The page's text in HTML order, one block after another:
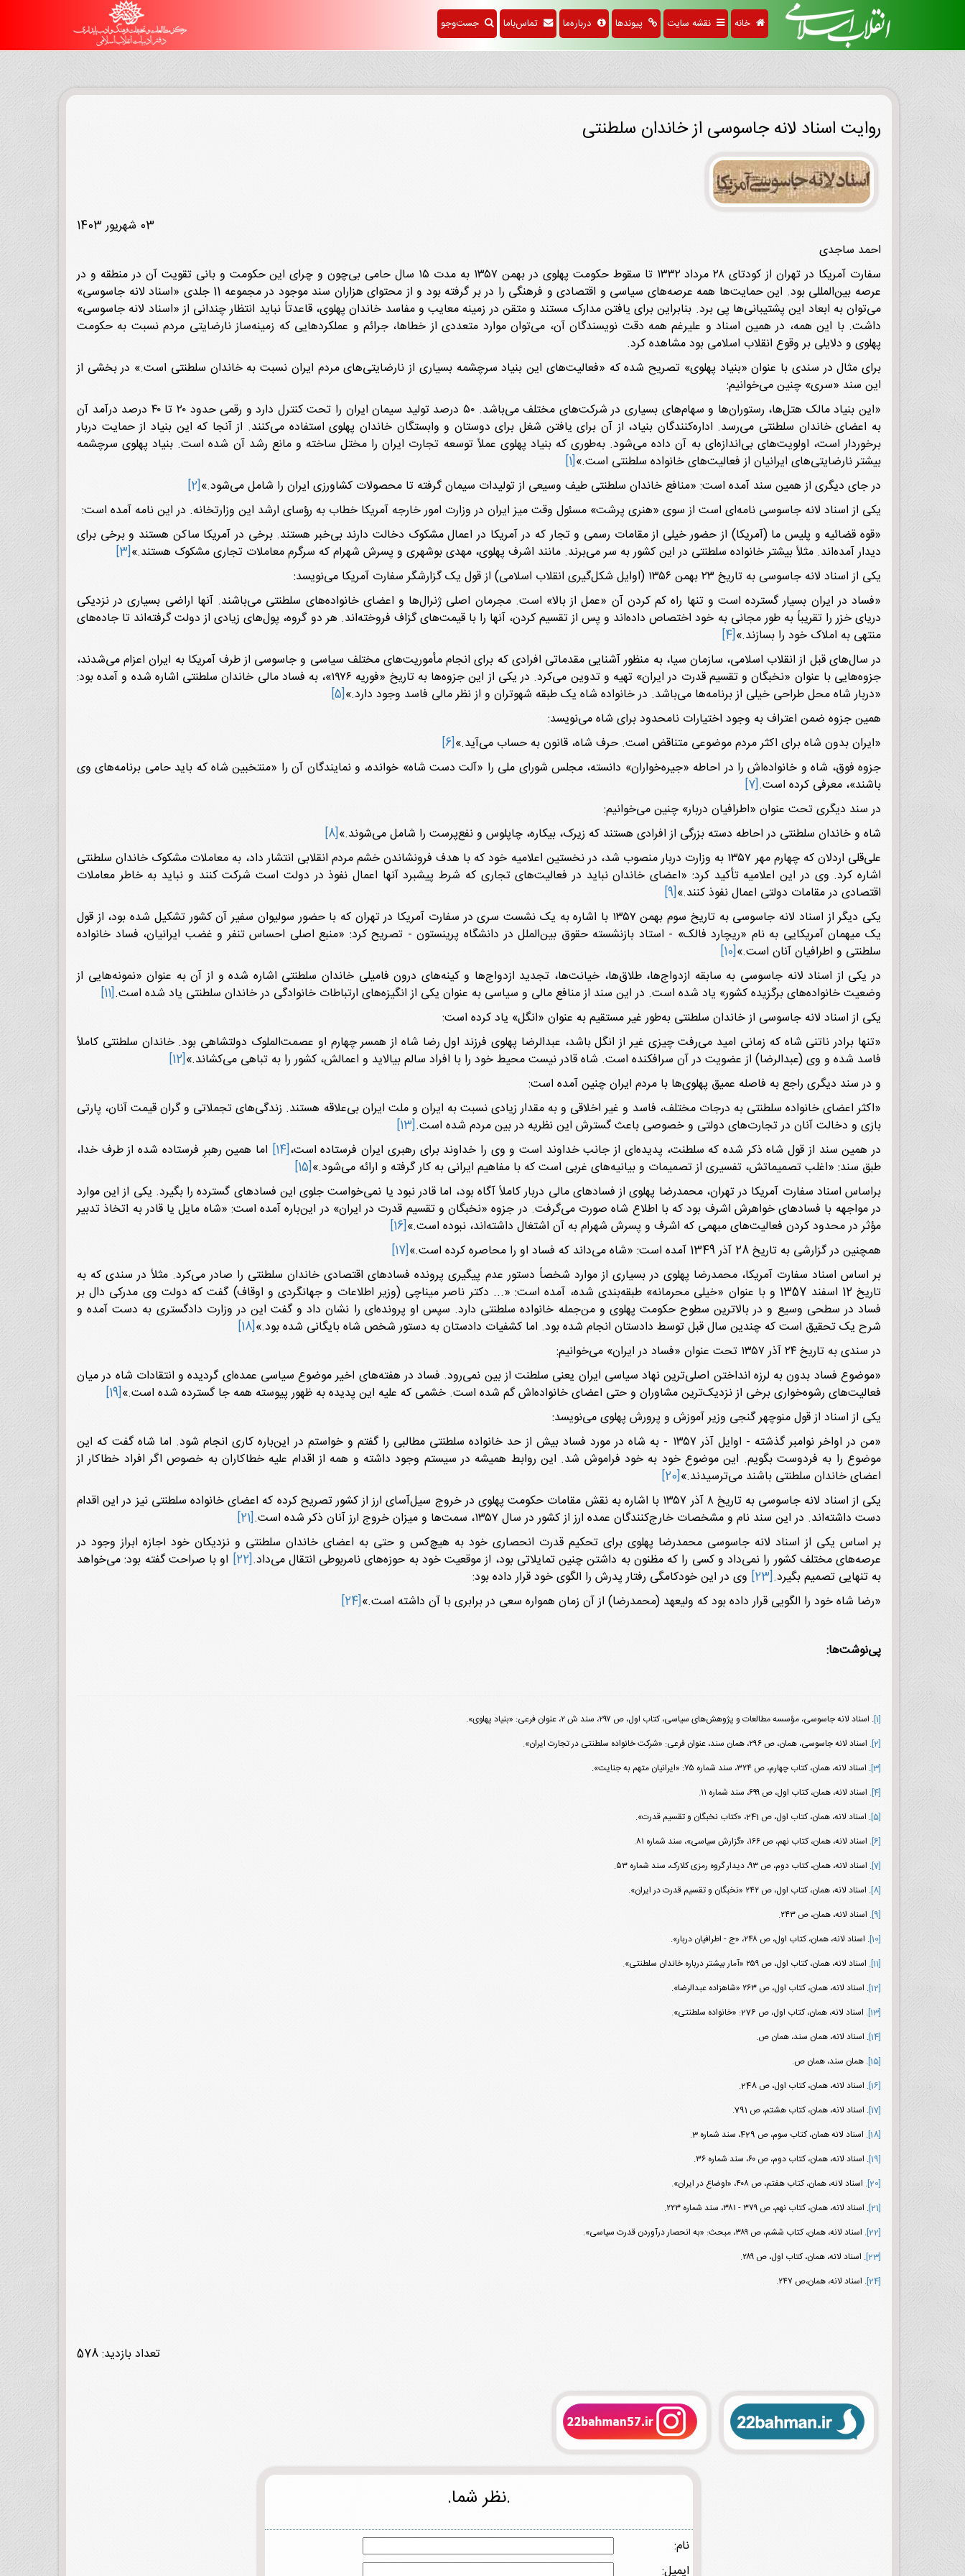
خانه نقشه سایت پیوندها درباره‌ما تماس‌باما جست‌وجو
روایت اسناد لانه جاسوسی از خاندان سلطنتی
03 شهریور 1403
احمد ساجدی
سفارت آمریکا در تهران از کودتای ۲۸ مرداد ۱۳۳۲ تا سقوط حکومت پهلوی در بهمن ۱۳۵۷ به مدت ۱۵ سال حامی بی‌چون و چرای این حکومت و بانی تقویت آن در منطقه و در
عرصه بین‌المللی بود. این حمایت‌ها همه عرصه‌های سیاسی و اقتصادی و فرهنگی را در بر گرفته بود و از محتوای هزاران سند موجود در مجموعه 11 جلدی «اسناد لانه جاسوسی»
می‌توان به ابعاد این پشتیبانی‌ها پی برد. بنابراین برای یافتن مدارک مستند و متقن در زمینه معایب و مفاسد خاندان پهلوی، قاعدتاً نباید انتظار چندانی از «اسناد لانه جاسوسی»
داشت. با این همه، در همین اسناد و علیرغم همه دقت نویسندگان آن، می‌توان موارد متعددی از خطاها، جرائم و عملکردهایی که زمینه‌ساز نارضایتی مردم نسبت به حکومت
پهلوی و دلایلی بر وقوع انقلاب اسلامی بود مشاهده کرد.
برای مثال در سندی با عنوان «بنیاد پهلوی» تصریح شده که «فعالیت‌های این بنیاد سرچشمه بسیاری از نارضایتی‌های مردم ایران نسبت به خاندان سلطنتی است.» در بخشی از
این سند «سری» چنین می‌خوانیم:
«این بنیاد مالک هتل‌ها، رستوران‌ها و سهام‌های بسیاری در شرکت‌های مختلف می‌باشد. ۵۰ درصد تولید سیمان ایران را تحت کنترل دارد و رقمی حدود ۲۰ تا ۴۰ درصد درآمد آن
به اعضای خاندان سلطنتی می‌رسد. اداره‌کنندگان بنیاد، از آن برای یافتن شغل برای دوستان و وابستگان خاندان پهلوی استفاده می‌کنند. از آنجا که این بنیاد از حمایت دربار
برخوردار است، اولویت‌های بی‌اندازه‌ای به آن داده می‌شود. به‌طوری که بنیاد پهلوی عملاً توسعه تجارت ایران را مختل ساخته و مانع رشد آن شده است. بنیاد پهلوی سرچشمه
بیشتر نارضایتی‌های ایرانیان از فعالیت‌های خانواده سلطنتی است.»[1]
در جای دیگری از همین سند آمده است: «منافع خاندان سلطنتی طیف وسیعی از تولیدات سیمان گرفته تا محصولات کشاورزی ایران را شامل می‌شود.»[2]
یکی از اسناد لانه جاسوسی نامه‌ای است از سوی «هنری پرشت» مسئول وقت میز ایران در وزارت امور خارجه آمریکا خطاب به رؤسای ارشد این وزارتخانه. در این نامه آمده است:
«قوه قضائیه و پلیس ما (آمریکا) از حضور خیلی از مقامات رسمی و تجار که در آمریکا در اعمال مشکوک دخالت دارند بی‌خبر هستند. برخی در آمریکا ساکن هستند و برخی برای
دیدار آمده‌اند. مثلاً بیشتر خانواده سلطنتی در این کشور به سر می‌برند. مانند اشرف پهلوی، مهدی بوشهری و پسرش شهرام که سرگرم معاملات تجاری مشکوک هستند.»[3]
یکی از اسناد لانه جاسوسی به تاریخ ۲۳ بهمن ۱۳۵۶ (اوایل شکل‌گیری انقلاب اسلامی) از قول یک گزارشگر سفارت آمریکا می‌نویسد:
«فساد در ایران بسیار گسترده است و تنها راه کم کردن آن «عمل از بالا» است. مجرمان اصلی ژنرال‌ها و اعضای خانواده‌های سلطنتی می‌باشند. آنها اراضی بسیاری در نزدیکی
دریای خزر را تقریباً به طور مجانی به خود اختصاص داده‌اند و پس از تقسیم کردن، آنها را با قیمت‌های گزاف فروخته‌اند. هر دو گروه، پول‌های زیادی از دولت گرفته‌اند تا جاده‌های
منتهی به املاک خود را بسازند.»[4]
در سال‌های قبل از انقلاب اسلامی، سازمان سیا، به منظور آشنایی مقدماتی افرادی که برای انجام مأموریت‌های مختلف سیاسی و جاسوسی از طرف آمریکا به ایران اعزام می‌شدند،
جزوه‌هایی با عنوان «نخبگان و تقسیم قدرت در ایران» تهیه و تدوین می‌کرد. در یکی از این جزوه‌ها به تاریخ «فوریه ۱۹۷۶»، به فساد مالی خاندان سلطنتی اشاره شده و آمده بود:
«دربار شاه محل طراحی خیلی از برنامه‌ها می‌باشد. در خانواده شاه یک طبقه شهوتران و از نظر مالی فاسد وجود دارد‌.»[5]
همین جزوه ضمن اعتراف به وجود اختیارات نامحدود برای شاه می‌نویسد:
«ایران بدون شاه برای اکثر مردم موضوعی متناقض است. حرف شاه، قانون به حساب می‌آید.»[6]
جزوه فوق، شاه و خانواده‌اش را در احاطه «جیره‌خواران» دانسته، مجلس شورای ملی را «آلت دست شاه» خوانده، و نمایندگان آن را «منتخبین شاه که باید حامی برنامه‌های وی
باشند»، معرفی کرده است.[7]
در سند دیگری تحت عنوان «اطرافیان دربار» چنین می‌خوانیم:
شاه و خاندان سلطنتی در احاطه دسته بزرگی از افرادی هستند که زیرک، بیکاره، چاپلوس و نفع‌پرست را شامل می‌شوند.»[8]
علی‌قلی اردلان که چهارم مهر ۱۳۵۷ به وزارت دربار منصوب شد، در نخستین اعلامیه خود که با هدف فرونشاندن خشم مردم انقلابی انتشار داد، به معاملات مشکوک خاندان سلطنتی
اشاره کرد. وی در این اعلامیه تأکید کرد: «اعضای خاندان نباید در فعالیت‌های تجاری که شرط پیشبرد آنها اعمال نفوذ در دولت است شرکت کنند و نباید به خاطر معاملات
اقتصادی در مقامات دولتی اعمال نفوذ کنند.»[9]
یکی دیگر از اسناد لانه جاسوسی به تاریخ سوم بهمن ۱۳۵۷ با اشاره به یک نشست سری در سفارت آمریکا در تهران که با حضور سولیوان سفیر آن کشور تشکیل شده بود، از قول
یک میهمان آمریکایی به نام «ریچارد فالک» - استاد بازنشسته حقوق بین‌الملل در دانشگاه پرینستون - تصریح کرد: «منبع اصلی احساس تنفر و غضب ایرانیان، فساد خانواده
سلطنتی و اطرافیان آنان است.»[10]
در یکی از اسناد لانه جاسوسی به سابقه ازدواج‌ها، طلاق‌ها، خیانت‌ها، تجدید ازدواج‌ها و کینه‌های درون فامیلی خاندان سلطنتی اشاره شده و از آن به عنوان «نمونه‌ها‌یی از
وضعیت خانواده‌های برگزیده کشور» یاد شده است. در این سند از منافع مالی و سیاسی به عنوان یکی از انگیزه‌های ارتباطات خانوادگی در خاندان سلطنتی یاد شده است.[11]
یکی از اسناد لانه جاسوسی از خاندان سلطنتی به‌طور غیر مستقیم به عنوان «انگل» یاد کرده است:
«تنها برادر ناتنی شاه که زمانی امید می‌رفت چیزی غیر از انگل باشد، عبدالرضا پهلوی فرزند اول رضا شاه از همسر چهارم او عصمت‌الملوک دولتشاهی بود. خاندان سلطنتی کاملاً
فاسد شده و وی (عبدالرضا) از عضویت در آن سرافکنده است. شاه قادر نیست محیط خود را با افراد سالم بیالاید و اعمالش، کشور را به تباهی می‌کشاند.»[12]
و در سند دیگری راجع به فاصله عمیق پهلوی‌ها با مردم ایران چنین آمده است:
«اکثر اعضای خانواده سلطنتی به درجات مختلف، فاسد و غیر اخلاقی و به مقدار زیادی نسبت به ایران و ملت ایران بی‌علاقه هستند. زندگی‌های تجملاتی و گران قیمت آنان، پارتی
بازی و دخالت آنان در تجارت‌های دولتی و خصوصی باعث گسترش این نظریه در بین مردم شده است.[13]
در همین سند از قول شاه ذکر شده که سلطنت، پدیده‌ای از جانب خداوند است و وی را خداوند برای رهبری ایران فرستاده است،[14]
اما همین رهبرِ فرستاده شده از طرف خدا،
طبق سند: «اغلب تصمیماتش، تفسیری از تصمیمات و بیانیه‌های غربی است که با مفاهیم ایرانی به کار گرفته و ارائه می‌شود.»[15]
براساس اسناد سفارت آمریکا در تهران، محمدرضا پهلوی از فسادهای مالی دربار کاملاً آگاه بود، اما قادر نبود یا نمی‌خواست جلوی این فسادهای گسترده را بگیرد. یکی از این موارد
در مواجهه با فسادهای خواهرش اشرف بود که با اطلاع شاه صورت می‌گرفت. در جزوه‌ «نخبگان و تقسیم قدرت در ایران‌» در این‌باره آمده است: «شاه مایل یا قادر به اتخاذ تدبیر
مؤثر در محدود کردن فعالیت‌های مبهمی که اشرف و پسرش شهرام به آن اشتغال داشته‌اند، نبوده است.»[16]
همچنین در گزارشی به تاریخ 28 آذر 1349 آمده است: «شاه می‌داند که فساد او را محاصره کرده است.»
[17]
بر اساس اسناد سفارت آمریکا، محمدرضا پهلوی در بسیاری از موارد شخصاً دستور عدم پیگیری پرونده فسادهای اقتصادی خاندان سلطنتی را صادر می‌کرد. مثلاً در سندی که به
تاریخ 12 اسفند 1357 و با عنوان «خیلی محرمانه» طبقه‌بندی شده، آمده است: «... دکتر ناصر میناچی (وزیر اطلاعات و جهانگردی و اوقاف) گفت که دولت وی مدرکی دال بر
فساد در سطحی وسیع و در بالاترین سطوح حکومت پهلوی و من‌جمله خانواده سلطنتی دارد. سپس او پرونده‌ای را نشان داد و گفت این در وزارت دادگستری به دست آمده و
شرح یک تحقیق است که چندین سال قبل توسط دادستان انجام شده بود. اما کشفیات دادستان به دستور شخص شاه بایگانی شده بود.»[18]
در سندی به تاریخ ۲۴ آذر ۱۳۵۷ تحت عنوان «فساد در ایران» می‌خوانیم:
«موضوع فساد بدون به لرزه انداختن اصلی‌ترین نهاد سیاسی ایران یعنی سلطنت از بین نمی‌رود. فساد در هفته‌های اخیر موضوع سیاسی عمده‌ای گردیده و انتقادات شاه در میان
فعالیت‌های رشوه‌خواری برخی از نزدیک‌ترین مشاوران و حتی اعضای خانواده‌اش گم شده است. خشمی که علیه این پدیده به ظهور پیوسته همه جا گسترده شده است.»[19]
یکی از اسناد از قول منوچهر گنجی وزیر آموزش و پرورش پهلوی می‌نویسد:
«من در اواخر نوامبر گذشته - اوایل آذر ۱۳۵۷ - به شاه در مورد فساد بیش از حد خانواده سلطنتی مطالبی را گفتم و خواستم در این‌باره کاری انجام شود. اما شاه گفت که این
موضوع را به فردوست بگویم. این موضوع خود به خود فراموش شد. این روابط همیشه در سیستم وجود داشته و همه از اقدام علیه خطاکاران به خصوص اگر افراد خطاکار از
اعضای خاندان سلطنتی باشند می‌ترسیدند.»[20]
یکی از اسناد لانه جاسوسی به تاریخ ۸ آذر ۱۳۵۷ با اشاره به نقش مقامات حکومت پهلوی در خروج سیل‌آسای ارز از کشور تصریح کرده که اعضای خانواده سلطنتی نیز در این اقدام
دست داشته‌اند. در این سند نام و مشخصات خارج‌کنندگان عمده ارز از کشور در سال ۱۳۵۷، سمت‌ها و میزان خروج ارز آنان ذکر شده است.
[21]
بر اساس یکی از اسناد لانه جاسوسی محمدرضا پهلوی برای تحکیم قدرت انحصاری خود به هیچ‌کس و حتی به اعضای خاندان سلطنتی و نزدیکان خود اجازه ابراز وجود در
عرصه‌های مختلف کشور را نمی‌داد و کسی را که مظنون به داشتن چنین تمایلاتی بود، از موقعیت خود به حوزه‌های نامربوطی انتقال می‌داد.[22]
او با صراحت گفته بود: می‌خواهد
به تنهایی تصمیم بگیرد.[23]
وی در این خودکامگی رفتار پدرش را الگوی خود قرار داده بود:
«رضا شاه خود را الگویی قرار داده بود که ولیعهد (محمدرضا) از آن زمان همواره سعی در برابری با آن داشته است.»[24]
پی‌نوشت‌ها:
[1] . اسناد لانه جاسوسی، مؤسسه مطالعات و پژوهش‌های سیاسی، کتاب اول، ص ۲۹۷، سند ش ۲، عنوان فرعی: «بنیاد پهلوی».
[2] . اسناد لانه جاسوسی، همان، ص ۲۹۶، همان سند، عنوان فرعی: «شرکت خانواده سلطنتی در تجارت ایران».
[3] . اسناد لانه، همان، کتاب چهارم، ص ۳۲۴، سند شماره ۷۵: «ایرانیان متهم به جنایت».
[4] . اسناد لانه، همان، کتاب اول، ص ۶۹۹، سند شماره ۱۱.
[5] . اسناد لانه، همان، کتاب اول، ص 241، «کتاب نخبگان و تقسیم قدرت».
[6] . اسناد لانه، همان، کتاب نهم، ص ۱۶۶، «گزارش سیاسی»، سند شماره ۸۱.
[7] . اسناد لانه، همان، کتاب دوم، ص ۹۳، دیدار گروه رمزی کلارک، سند شماره ۵۳.
[8] . اسناد لانه، همان، کتاب اول، ص ۲۴۲ «نخبگان و تقسیم قدرت در ایران».
[9] . اسناد لانه، همان، ص ۲۴۳.
[10]
. اسناد لانه، همان، کتاب اول، ص ۲۴۸، «ج - اطرافیان دربار».
[11] . اسناد لانه، همان، کتاب اول، ص ۲۵۹ «آمار بیشتر درباره خاندان سلطنتی».
[12]
. اسناد لانه، همان، کتاب اول، ص ۲۶۳ «شاهزاده عبدالرضا».
[13]
. اسناد لانه، همان، کتاب اول، ص 276: «خانواده سلطنتی».
[14]
. اسناد لانه، همان سند، همان ص.
[15]
. همان سند، همان ص.
[16]
. اسناد لانه، همان، کتاب اول، ص 248.
[17]
. اسناد لانه، همان، کتاب هشتم، ص 791.
[18]
. اسناد لانه همان، کتاب سوم، ص 429، سند شماره 3.
[19]
. اسناد لانه، همان، کتاب دوم، ص ۶۰، سند شماره ۳۶.
[20]
. اسناد لانه، همان، کتاب هفتم، ص ۴۰۸، «اوضاع در ایران».
[21]
. اسناد لانه، همان، کتاب نهم، ص ۳۷۹ - ۳۸۱، سند شماره ۲۲۳.
[22]
. اسناد لانه، همان، کتاب ششم، ص ۳۸۹، مبحث: «به انحصار درآوردن قدرت سیاسی».
[23]
. اسناد لانه، همان، کتاب اول، ص ۲۸۹.
[24]
. اسناد لانه، همان،ص ۲۴۷.
تعداد بازدید: 578
.نظر شما.
نام:
ایمیل: